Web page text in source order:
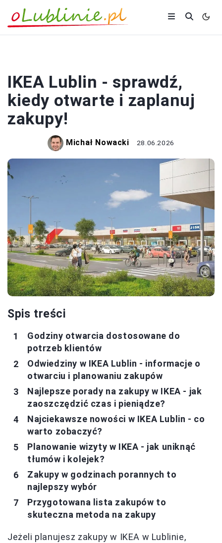
IKEA Lublin - sprawdź,
kiedy otwarte i zaplanuj
zakupy!
Michał Nowacki 28.06.2026
Spis treści
Godziny otwarcia dostosowane do
potrzeb klientów
Odwiedziny w IKEA Lublin - informacje o
otwarciu i planowaniu zakupów
Najlepsze porady na zakupy w IKEA - jak
zaoszczędzić czas i pieniądze?
Najciekawsze nowości w IKEA Lublin - co
warto zobaczyć?
Planowanie wizyty w IKEA - jak uniknąć
tłumów i kolejek?
Zakupy w godzinach porannych to
najlepszy wybór
Przygotowana lista zakupów to
skuteczna metoda na zakupy
Jeżeli planujesz zakupy w IKEA w Lublinie,